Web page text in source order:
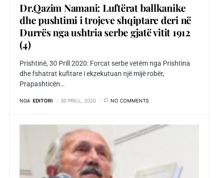
Dr.Qazim Namani: Luftërat ballkanike
dhe pushtimi i trojeve shqiptare deri në
Durrës nga ushtria serbe gjatë vitit 1912
(4)
Prishtinë, 30 Prill 2020: Forcat serbe vetëm nga Prishtina
dhe fshatrat kufitare i ekzekutuan një mijë robër,
Prapashticën…
NGA EDITORI 30 PRILL, 2020 NO COMMENTS